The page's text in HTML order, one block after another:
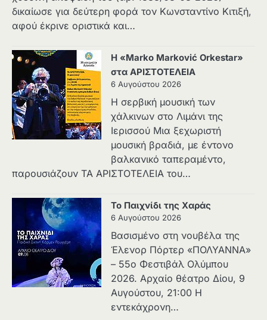
δικαίωσε για δεύτερη φορά τον Κωνσταντίνο Κιτιξή,
αφού έκρινε οριστικά και…
Η «Marko Marković Orkestar»
στα ΑΡΙΣΤΟΤΕΛΕΙΑ
6 Αυγούστου 2026
Η σερβική μουσική των
χάλκινων στο Λιμάνι της
Ιερισσού Μια ξεχωριστή
μουσική βραδιά, με έντονο
βαλκανικό ταπεραμέντο,
παρουσιάζουν ΤΑ ΑΡΙΣΤΟΤΕΛΕΙΑ του…
Το Παιχνίδι της Χαράς
6 Αυγούστου 2026
Βασισμένο στη νουβέλα της
Έλενορ Πόρτερ «ΠΟΛΥΑΝΝΑ»
– 55ο Φεστιβάλ Ολύμπου
2026. Αρχαίο θέατρο Δίου, 9
Αυγούστου, 21:00 Η
εντεκάχρονη…